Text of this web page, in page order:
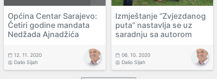
Općina Centar Sarajevo:
Četiri godine mandata
Nedžada Ajnadžića
12. 11. 2020
Dalio Sijah
Izmještanje “Zvjezdanog
puta” nastavlja se uz
saradnju sa autorom
06. 10. 2020
Dalio Sijah